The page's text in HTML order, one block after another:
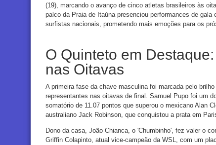
(19), marcando o avanço de cinco atletas brasileiros às
palco da Praia de Itaúna presenciou performances de
surfistas nacionais, prometendo mais emoções para os
O Quinteto em
nas Oitavas
A primeira fase da chave masculina foi marcada pelo
representantes nas oitavas de final. Samuel Pupo foi um
somatório de 11.07 pontos que superou o mexicano Alan
australiano Jack Robinson, que conquistou a prata em
Dono da casa, João Chianca, o 'Chumbinho', fez valer o
Griffin Colapinto, atual vice-campeão da WSL, com um